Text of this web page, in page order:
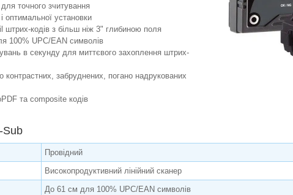
точного зчитування
оптимальної установки
штрих-кодів з більш ніж 3" глибиною поля
100% UPC/EAN символів
в секунду для миттєвого захоплення штрих-
контрастних, забруднених, погано надрукованих
та composite кодів
Sub
Провідний
Високопродуктивний лінійний сканер
До 61 см для 100% UPC/EAN символів